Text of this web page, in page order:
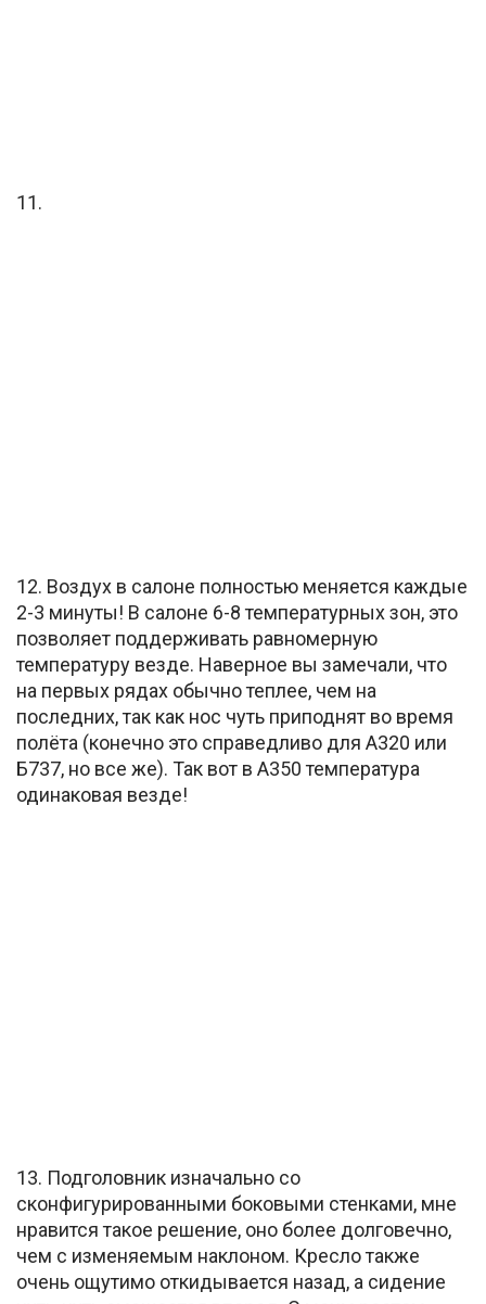
11.
12. Воздух в салоне полностью меняется каждые
2-3 минуты! В салоне 6-8 температурных зон, это
позволяет поддерживать равномерную
температуру везде. Наверное вы замечали, что
на первых рядах обычно теплее, чем на
последних, так как нос чуть приподнят во время
полёта (конечно это справедливо для А320 или
Б737, но все же). Так вот в А350 температура
одинаковая везде!
13. Подголовник изначально со
сконфигурированными боковыми стенками, мне
нравится такое решение, оно более долговечно,
чем с изменяемым наклоном. Кресло также
очень ощутимо откидывается назад, а сидение